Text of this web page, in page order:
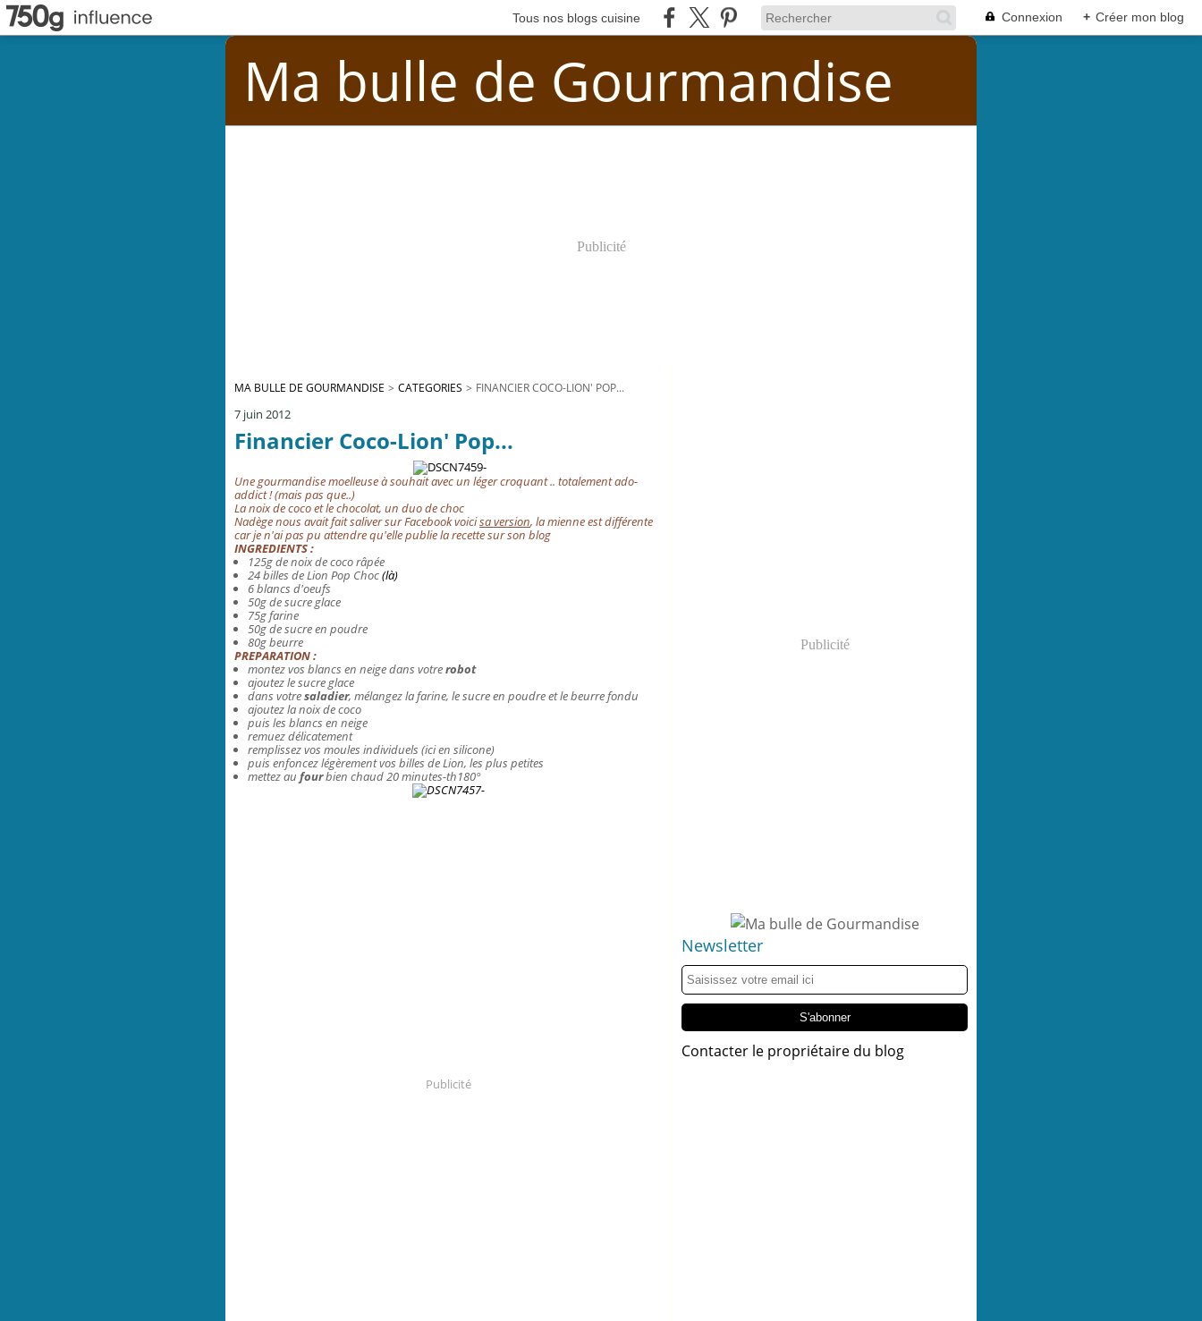
Tous nos blogs cuisine Connexion + Créer mon blog
Ma bulle de Gourmandise
Publicité
MA BULLE DE GOURMANDISE > CATEGORIES > FINANCIER COCO-LION' POP...
7 juin 2012
Financier Coco-Lion' Pop...
Une gourmandise moelleuse à souhait avec un léger croquant .. totalement ado-
addict ! (mais pas que..)
La noix de coco et le chocolat, un duo de choc
Nadège nous avait fait saliver sur Facebook voicisa version, la mienne est différente
car je n'ai pas pu attendre qu'elle publie la recette sur son blog
INGREDIENTS :
125g de noix de coco râpée
24 billes de Lion Pop Choc(là)
6 blancs d'oeufs
50g de sucre glace
75g farine
50g de sucre en poudre
80g beurre
PREPARATION :
montez vos blancs en neige dans votrerobot
ajoutez le sucre glace
dans votresaladier, mélangez la farine, le sucre en poudre et le beurre fondu
ajoutez la noix de coco
puis les blancs en neige
remuez délicatement
remplissez vos moules individuels (ici en silicone)
puis enfoncez légèrement vos billes de Lion, les plus petites
mettez au fourbien chaud 20 minutes-th180°
Publicité
Publicité
Newsletter
Contacter le propriétaire du blog